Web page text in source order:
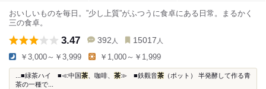
おいしいものを毎日。”少し上質”がふつうに食卓にある日常。まるかく
三の食卓。
3.47 392 人 15017 人
￥3,000～￥3,999 ￥1,000～￥1,999
...■緑茶ハイ ■≪中国茶 、咖啡、 茶≫ ■鉄觀音茶 （ポット） 半発酵して作る青
茶の一種で...